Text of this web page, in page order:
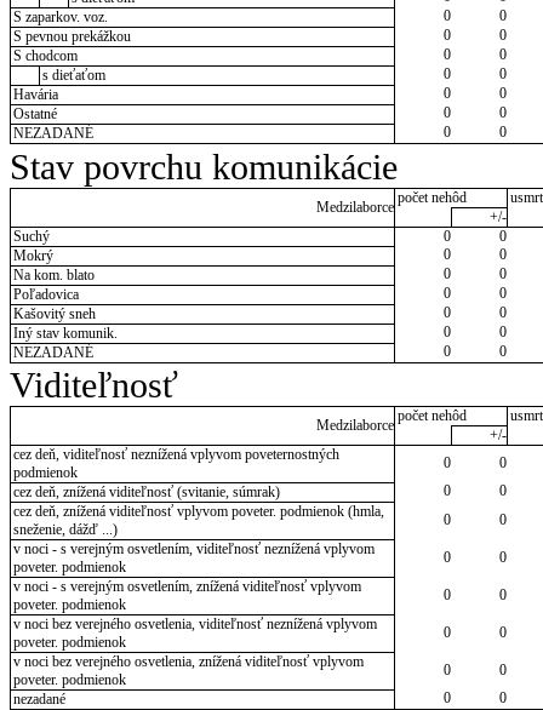
S zaparkov. voz.
0
0
S pevnou prekážkou
0
0
S chodcom
0
0
s dieťaťom
0
0
Havária
0
0
Ostatné
0
0
NEZADANÉ
0 0
Stav povrchu komunikácie
Medzilaborce
počet nehôd
+/-
Suchý
0
0
Mokrý
0
0
Na kom. blato
0
0
Poľadovica
0
0
Kašovitý sneh
0
0
Iný stav komunik.
0
0
NEZADANÉ
0 0
Viditeľnosť
Medzilaborce
počet nehôd
+/-
cez deň, viditeľnosť neznížená vplyvom poveternostných
podmienok
0
0
cez deň, znížená viditeľnosť (svitanie, súmrak)
0
0
cez deň, znížená viditeľnosť vplyvom poveter. podmienok (hmla,
sneženie, dážď ...)
0
0
v noci - s verejným osvetlením, viditeľnosť neznížená vplyvom
poveter. podmienok
0
0
v noci - s verejným osvetlením, znížená viditeľnosť vplyvom
poveter. podmienok
0
0
v noci bez verejného osvetlenia, viditeľnosť neznížená vplyvom
poveter. podmienok
0
0
v noci bez verejného osvetlenia, znížená viditeľnosť vplyvom
poveter. podmienok
0
0
nezadané
0 0